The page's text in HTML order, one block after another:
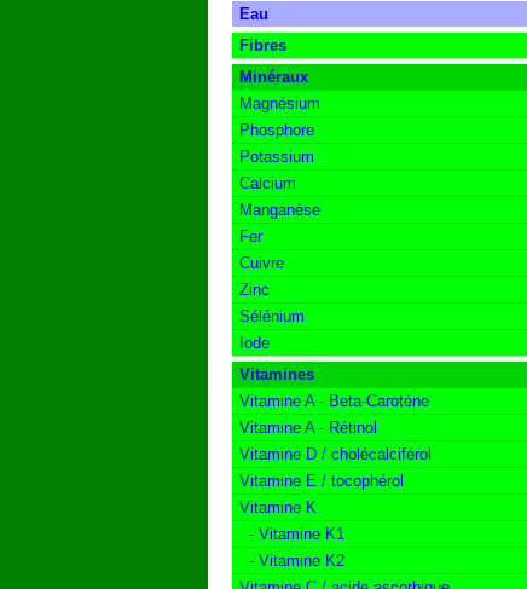
Eau
Fibres
Minéraux
Magnésium
Phosphore
Potassium
Calcium
Manganèse
Fer
Cuivre
Zinc
Sélénium
Iode
Vitamines
Vitamine A - Beta-Carotène
Vitamine A - Rétinol
Vitamine D / cholécalciférol
Vitamine E / tocophérol
Vitamine K
- Vitamine K1
- Vitamine K2